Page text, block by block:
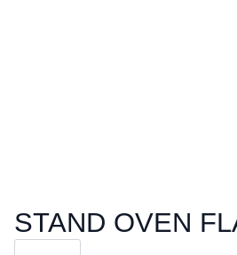
STAND OVEN
Cantitate